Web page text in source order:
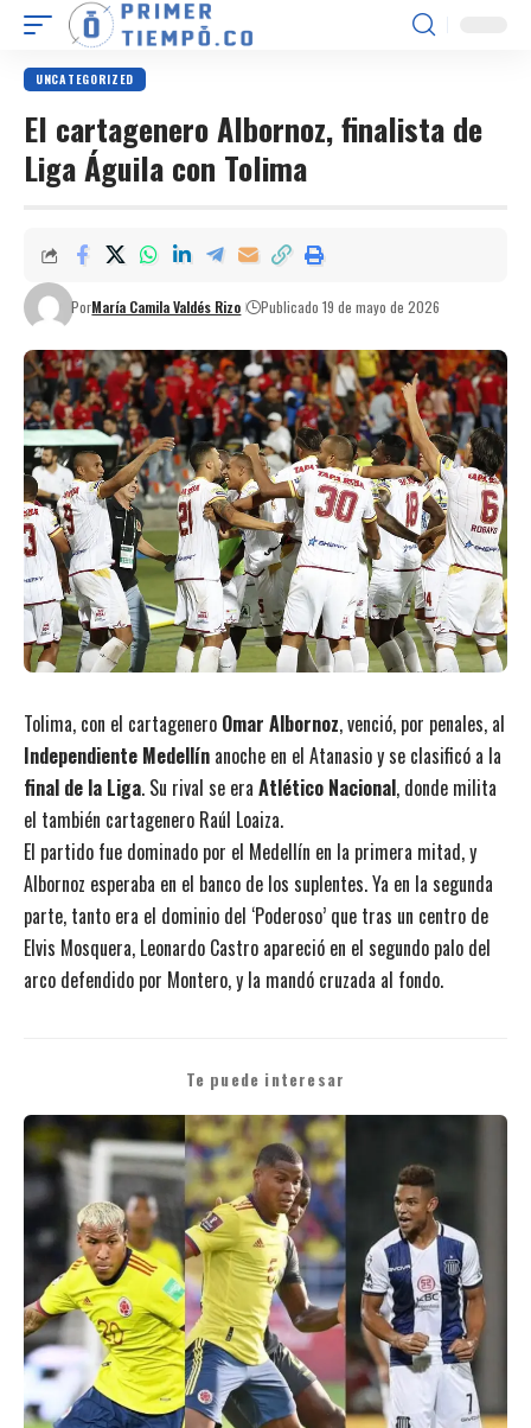
UNCATEGORIZED
El cartagenero Albornoz, finalista de
Liga Águila con Tolima
PorMaría Camila Valdés Rizo Publicado 19 de mayo de 2026
Tolima, con el cartagenero Omar Albornoz, venció, por penales, al
Independiente Medellín anoche en el Atanasio y se clasificó a la
final de la Liga. Su rival se era Atlético Nacional, donde milita
el también cartagenero Raúl Loaiza.
El partido fue dominado por el Medellín en la primera mitad, y
Albornoz esperaba en el banco de los suplentes. Ya en la segunda
parte, tanto era el dominio del ‘Poderoso’ que tras un centro de
Elvis Mosquera, Leonardo Castro apareció en el segundo palo del
arco defendido por Montero, y la mandó cruzada al fondo.
Te puede interesar